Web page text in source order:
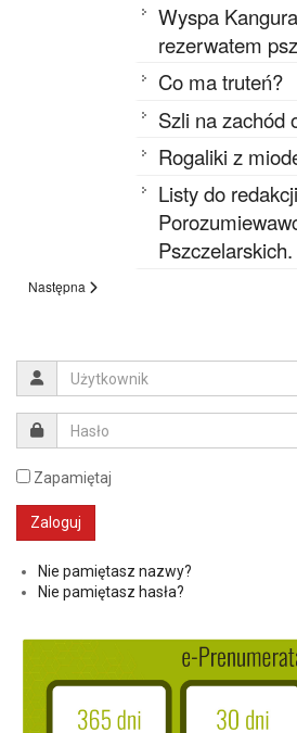
Wyspa
rezerwatem
Co ma truteń?
Szli na zachód
Rogaliki z
Listy do
Pszczelarskich.
Następna
Zapamiętaj
Nie pamiętasz nazwy?
Nie pamiętasz hasła?